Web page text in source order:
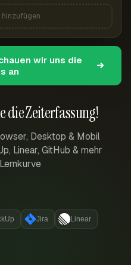
die Zeiterfassung!
Desktop & Mobil
Linear, GitHub & mehr
Jira Linear
wir uns die
an